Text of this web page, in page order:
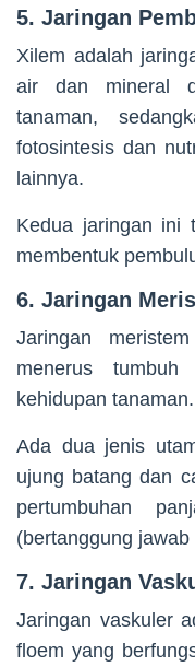
5. Jaringan
Xilem adalah
air dan mineral
tanaman,
fotosintesis dan
lainnya.
Kedua jaringan ini
membentuk
6. Jaringan
Jaringan
menerus tumbuh
kehidupan tanaman.
Ada dua jenis
ujung batang dan
pertumbuhan
(bertanggung
7. Jaringan
Jaringan vaskuler
floem yang